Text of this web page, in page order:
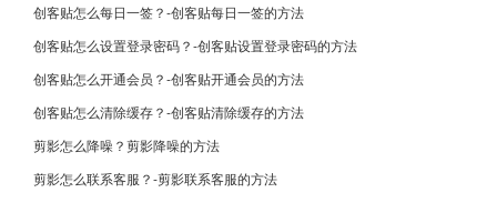
创客贴怎么每日一签？-创客贴每日一签的方法
创客贴怎么设置登录密码？-创客贴设置登录密码的方法
创客贴怎么开通会员？-创客贴开通会员的方法
创客贴怎么清除缓存？-创客贴清除缓存的方法
剪影怎么降噪？剪影降噪的方法
剪影怎么联系客服？-剪影联系客服的方法